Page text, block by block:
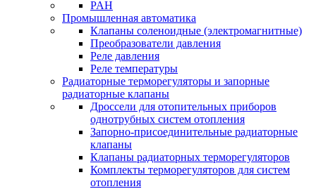
PAH
Промышленная автоматика
Клапаны соленоидные (электромагнитные)
Преобразователи давления
Реле давления
Реле температуры
Радиаторные терморегуляторы и запорные
радиаторные клапаны
Дроссели для отопительных приборов
однотрубных систем отопления
Запорно-присоединительные радиаторные
клапаны
Клапаны радиаторных терморегуляторов
Комплекты терморегуляторов для систем
отопления